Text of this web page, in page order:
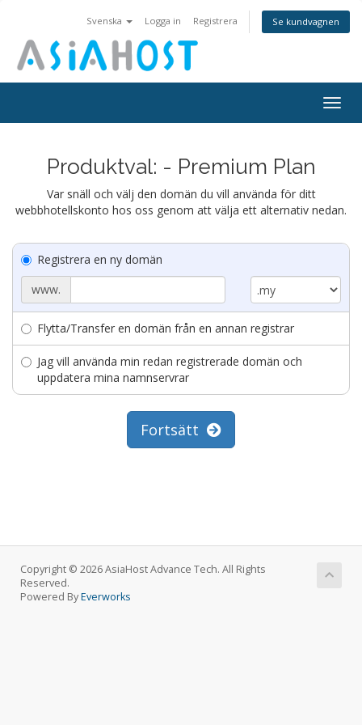
Svenska Logga in Registrera Se kundvagnen
Produktval: - Premium Plan
Var snäll och välj den domän du vill använda för ditt
webbhotellskonto hos oss genom att välja ett alternativ nedan.
Registrera en ny domän
www.
Flytta/Transfer en domän från en annan registrar
Jag vill använda min redan registrerade domän och
uppdatera mina namnservrar
Fortsätt
Copyright © 2026 AsiaHost Advance Tech. All Rights
Reserved.
Powered ByEverworks